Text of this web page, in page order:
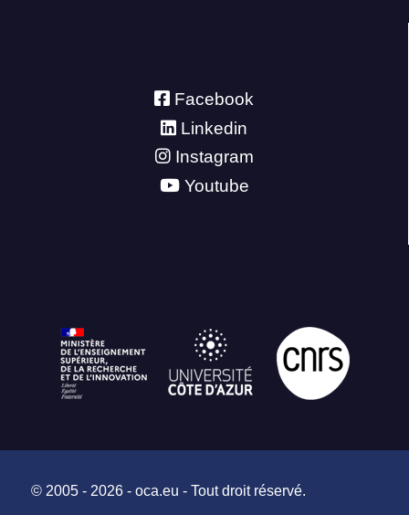
Facebook
Linkedin
Instagram
Youtube
© 2005 - 2026 - oca.eu - Tout droit réservé.